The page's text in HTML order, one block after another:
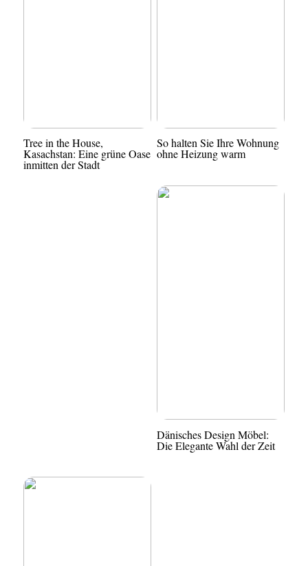
Tree in the House,
Kasachstan: Eine grüne Oase
inmitten der Stadt
So halten Sie Ihre Wohnung
ohne Heizung warm
Dänisches Design Möbel:
Die Elegante Wahl der Zeit